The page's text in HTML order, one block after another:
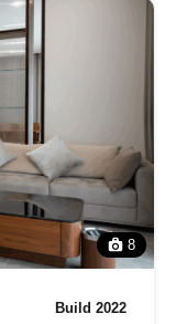
8
Build 2022